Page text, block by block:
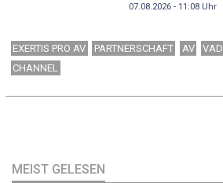
07.08.2026 - 11:08Uhr
EXERTIS PRO AV PARTNERSCHAFT AV
VAD
CHANNEL
MEIST GELESEN